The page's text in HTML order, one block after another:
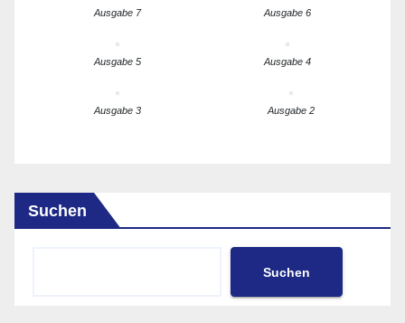
Ausgabe 7 Ausgabe 6
Ausgabe 5 Ausgabe 4
Ausgabe 3 Ausgabe 2
Suchen
Suchen